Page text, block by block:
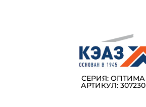
СЕРИЯ: ОПТИМА
АРТИКУЛ: 307230